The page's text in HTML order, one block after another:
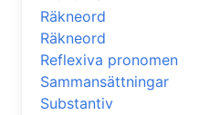
Räkneord
Räkneord
Reflexiva pronomen
Sammansättningar
Substantiv